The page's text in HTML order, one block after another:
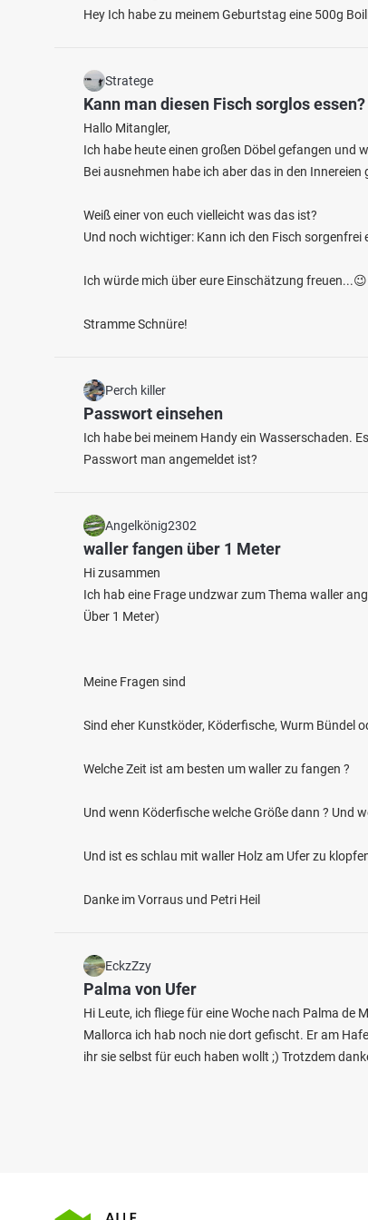
1821 423 3.9
Werre (Herford)
Fischarten: Bachforelle, Döbel, Flussbarsch,
Fluss bei 32052 Herford
Hey Ich habe zu meinem Geburtstag eine 500g
Stratege
Kann man diesen Fisch sorglos essen?
Hallo Mitangler,
Ich habe heute einen großen Döbel gefangen und
Bei ausnehmen habe ich aber das in den Innereien
Weiß einer von euch vielleicht was das ist?
Und noch wichtiger: Kann ich den Fisch sorgenfrei
Ich würde mich über eure Einschätzung freuen...😉
Stramme Schnüre!
Perch killer
Passwort einsehen
Ich habe bei meinem Handy ein Wasserschaden.
Passwort man angemeldet ist?
Angelkönig2302
waller fangen über 1 Meter
Hi zusammen
Ich hab eine Frage undzwar zum Thema waller
Über 1 Meter)
Meine Fragen sind
Sind eher Kunstköder, Köderfische, Wurm Bündel
Welche Zeit ist am besten um waller zu fangen ?
Und wenn Köderfische welche Größe dann ? Und
Und ist es schlau mit waller Holz am Ufer zu
Danke im Vorraus und Petri Heil
EckzZzy
Palma von Ufer
Hi Leute, ich fliege für eine Woche nach Palma
Mallorca ich hab noch nie dort gefischt. Er am
ihr sie selbst für euch haben wollt ;) Trotzdem